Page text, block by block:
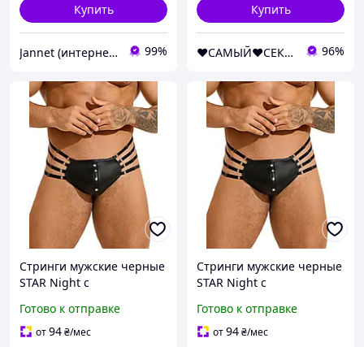
Купить
Jannet (интернет-магазин) 99%
Купить
❤️САМЫЙ❤️СЕКСУАЛЬНЫЙ❤️МАГАЗИН❤️ 96%
Стринги мужские черные
STAR Night с
резинками по бокам, L
sexualfantasy
Готово к отправке
от94₴/мес
Стринги мужские черные
STAR Night с
резинками по бокам, M
Премиум секс-шоп
Готово к отправке
от94₴/мес